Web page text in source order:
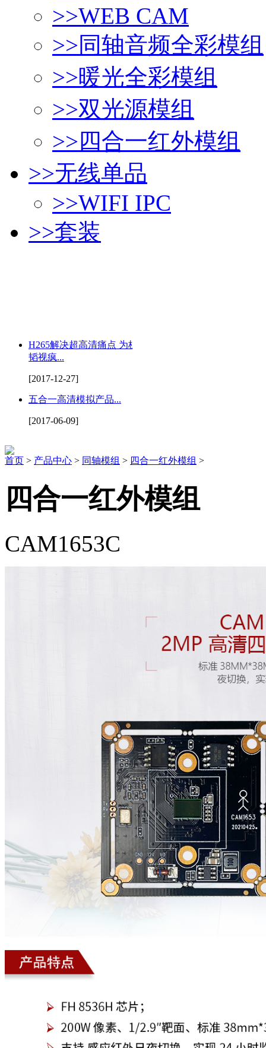
>>WEB CAM
>>同轴音频全彩模组
>>暖光全彩模组
>>双光源模组
>>四合一红外模组
>>无线单品
>>WIFI IPC
>>套装
H265解决超高清痛点 为杭州
韬视疯...
[2017-12-27]
五合一高清模拟产品...
[2017-06-09]
首页 > 产品中心 > 同轴模组 > 四合一红外模组 >
四合一红外模组
CAM1653C